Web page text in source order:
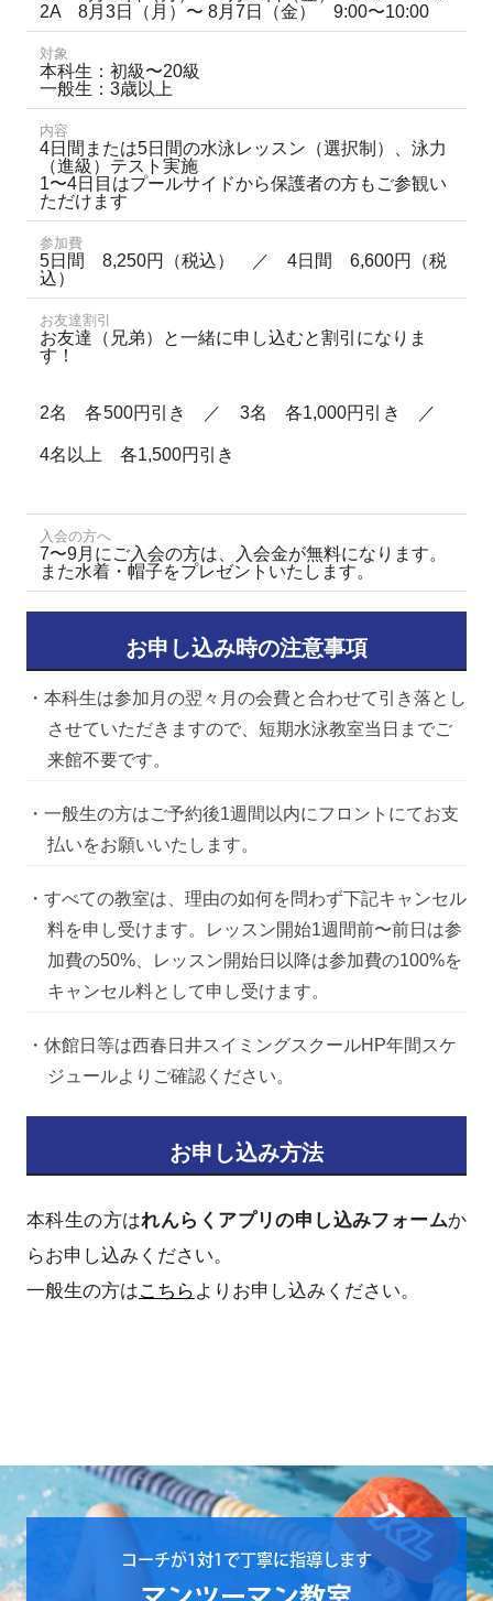
2A 8月3日（月）〜 8月7日（金） 9:00〜10:00
対象
本科生：初級〜20級
一般生：3歳以上
内容
4日間または5日間の水泳レッスン（選択制）、泳力
（進級）テスト実施
1〜4日目はプールサイドから保護者の方もご参観い
ただけます
参加費
5日間 8,250円（税込） ／ 4日間 6,600円（税
込）
お友達割引
お友達（兄弟）と一緒に申し込むと割引になりま
す！
2名 各500円引き ／ 3名 各1,000円引き ／
4名以上 各1,500円引き
入会の方へ
7〜9月にご入会の方は、入会金が無料になります。
また水着・帽子をプレゼントいたします。
お申し込み時の注意事項
・本科生は参加月の翌々月の会費と合わせて引き落とし
させていただきますので、短期水泳教室当日までご
来館不要です。
・一般生の方はご予約後1週間以内にフロントにてお支
払いをお願いいたします。
・すべての教室は、理由の如何を問わず下記キャンセル
料を申し受けます。レッスン開始1週間前〜前日は参
加費の50%、レッスン開始日以降は参加費の100%を
キャンセル料として申し受けます。
・休館日等は西春日井スイミングスクールHP年間スケ
ジュールよりご確認ください。
お申し込み方法
本科生の方はれんらくアプリの申し込みフォームか
らお申し込みください。
一般生の方はこちら よりお申し込みください。
コーチが1対1で丁寧に指導します